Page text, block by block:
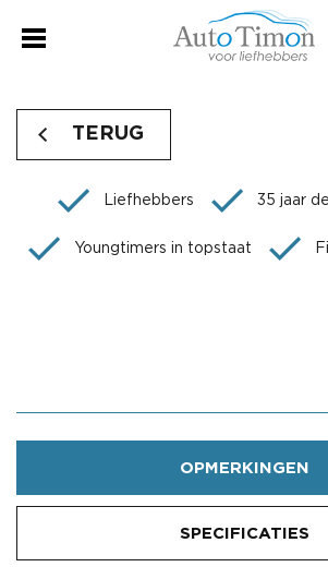
TERUG
Liefhebbers 35 jaar
Youngtimers in topstaat
OPMERKINGEN
SPECIFICATIES